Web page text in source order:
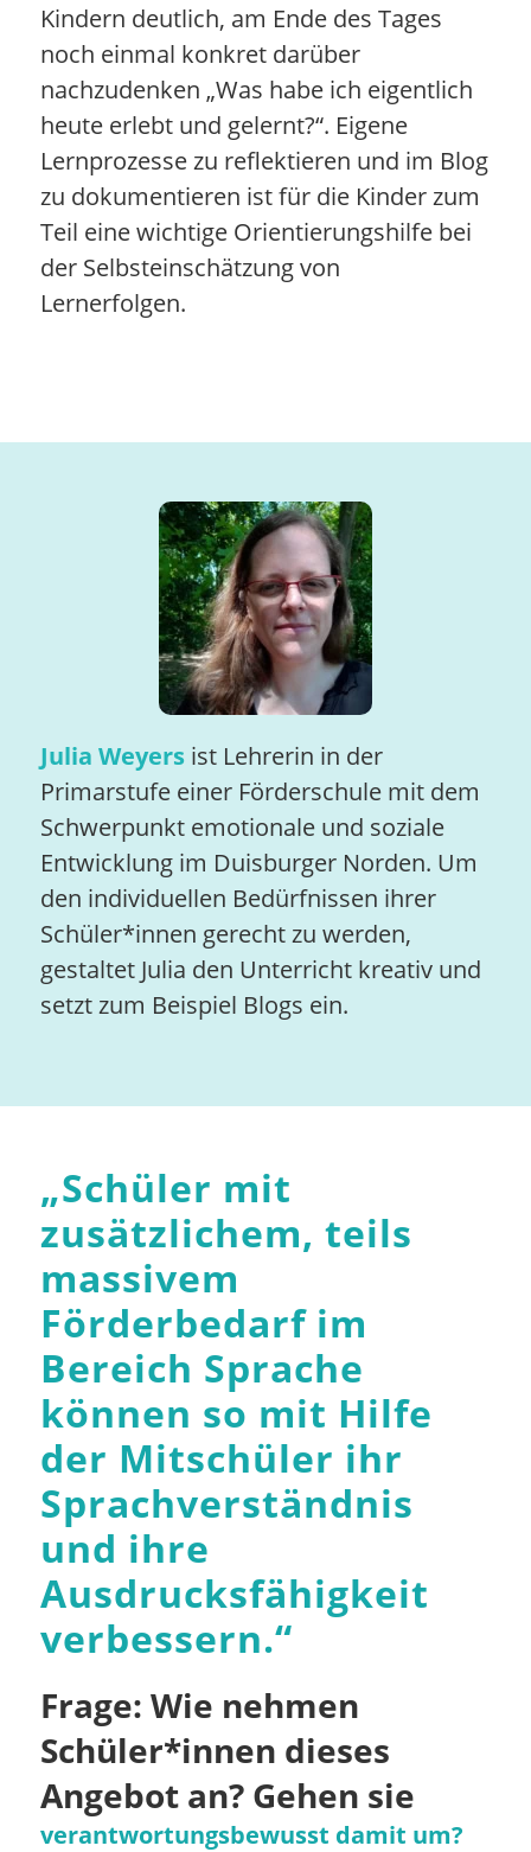
Kindern deutlich, am Ende des Tages
noch einmal konkret darüber
nachzudenken „Was habe ich eigentlich
heute erlebt und gelernt?“. Eigene
Lernprozesse zu reflektieren und im Blog
zu dokumentieren ist für die Kinder zum
Teil eine wichtige Orientierungshilfe bei
der Selbsteinschätzung von
Lernerfolgen.
Julia Weyersist Lehrerin in der
Primarstufe einer Förderschule mit dem
Schwerpunkt emotionale und soziale
Entwicklung im Duisburger Norden. Um
den individuellen Bedürfnissen ihrer
Schüler*innen gerecht zu werden,
gestaltet Julia den Unterricht kreativ und
setzt zum Beispiel Blogs ein.
„Schüler mit
zusätzlichem, teils
massivem
Förderbedarf im
Bereich Sprache
können so mit Hilfe
der Mitschüler ihr
Sprachverständnis
und ihre
Ausdrucksfähigkeit
verbessern.“
Frage: Wie nehmen
Schüler*innen dieses
Angebot an? Gehen sie
verantwortungsbewusst damit um?